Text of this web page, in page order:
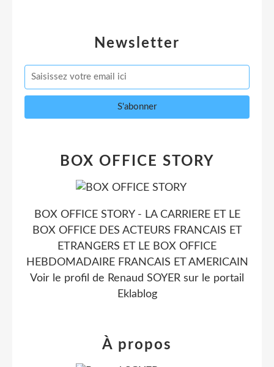
Newsletter
BOX OFFICE STORY
BOX OFFICE STORY - LA CARRIERE ET LE
BOX OFFICE DES ACTEURS FRANCAIS ET
ETRANGERS ET LE BOX OFFICE
HEBDOMADAIRE FRANCAIS ET AMERICAIN
Voir le profil de Renaud SOYER sur le portail
Eklablog
À propos